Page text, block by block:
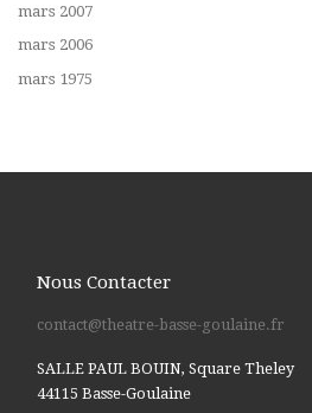
mars 2007
mars 2006
mars 1975
Nous Contacter
contact@theatre-basse-goulaine.fr
SALLE PAUL BOUIN, Square Theley
44115 Basse-Goulaine